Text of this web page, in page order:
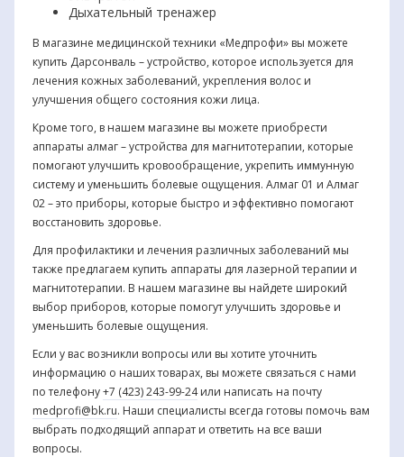
Дыхательный тренажер
В магазине медицинской техники «Медпрофи» вы можете
купить Дарсонваль – устройство, которое используется для
лечения кожных заболеваний, укрепления волос и
улучшения общего состояния кожи лица.
Кроме того, в нашем магазине вы можете приобрести
аппараты алмаг – устройства для магнитотерапии, которые
помогают улучшить кровообращение, укрепить иммунную
систему и уменьшить болевые ощущения. Алмаг 01 и Алмаг
02 – это приборы, которые быстро и эффективно помогают
восстановить здоровье.
Для профилактики и лечения различных заболеваний мы
также предлагаем купить аппараты для лазерной терапии и
магнитотерапии. В нашем магазине вы найдете широкий
выбор приборов, которые помогут улучшить здоровье и
уменьшить болевые ощущения.
Если у вас возникли вопросы или вы хотите уточнить
информацию о наших товарах, вы можете связаться с нами
по телефону+7 (423) 243-99-24или написать на почту
medprofi@bk.ru. Наши специалисты всегда готовы помочь вам
выбрать подходящий аппарат и ответить на все ваши
вопросы.